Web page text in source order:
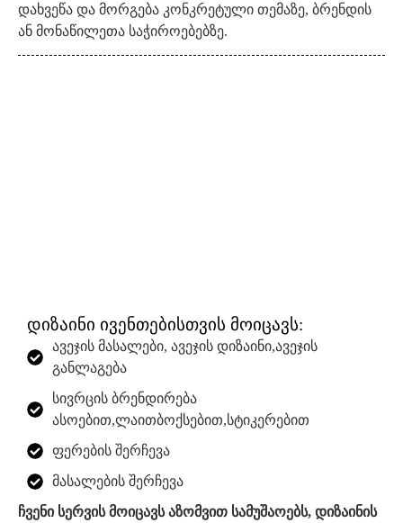
დახვეწა და მორგება კონკრეტული თემაზე, ბრენდის
ან მონაწილეთა საჭიროებებზე.
დიზაინი ივენთებისთვის მოიცავს:
ავეჯის მასალები, ავეჯის დიზაინი,ავეჯის
განლაგება
სივრცის ბრენდირება
ასოებით,ლაითბოქსებით,სტიკერებით
ფერების შერჩევა
მასალების შერჩევა
ჩვენი სერვის მოიცავს აზომვით სამუშაოებს, დიზაინის